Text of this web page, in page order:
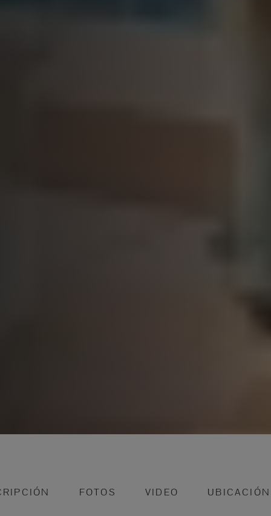
FOTOS VIDEO UBICACIÓN